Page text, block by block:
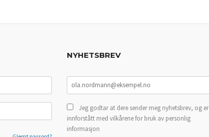
NYHETSBREV
Jeg godtar at dere sender meg nyhetsbrev, og er
innforstått med vilkårene for bruk av personlig
informasjon